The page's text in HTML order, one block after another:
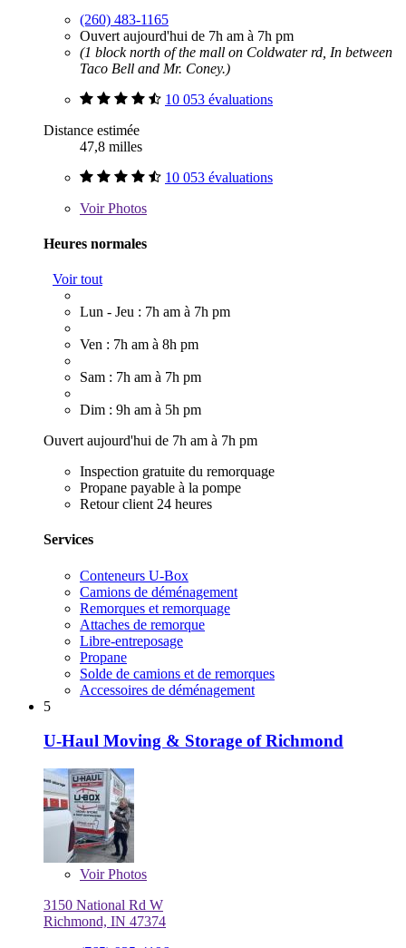
(260) 483-1165
Ouvert aujourd'hui de 7h am à 7h pm
(1 block north of the mall on Coldwater rd, In between
Taco Bell and Mr. Coney.)
10 053 évaluations
Distance estimée
47,8 milles
10 053 évaluations
VoirPhotos
Heures normales
Voir tout
Lun - Jeu : 7h am à 7h pm
Ven : 7h am à 8h pm
Sam : 7h am à 7h pm
Dim : 9h am à 5h pm
Ouvert aujourd'hui de 7h am à 7h pm
Inspection gratuite du remorquage
Propane payable à la pompe
Retour client 24 heures
Services
Conteneurs U-Box
Camions de déménagement
Remorques et remorquage
Attaches de remorque
Libre-entreposage
Propane
Solde de camions et de remorques
Accessoires de déménagement
5
U-Haul Moving & Storage of Richmond
VoirPhotos
3150 National Rd W
Richmond, IN 47374